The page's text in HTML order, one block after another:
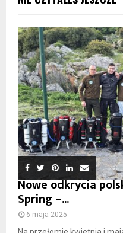
Nowe odkrycia
Spring –...
6 maja 2025